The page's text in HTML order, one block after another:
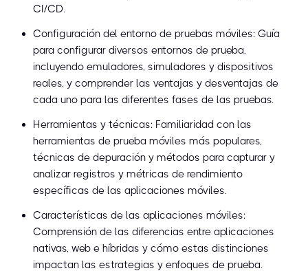
CI/CD.
Configuración del entorno de pruebas móviles: Guía
para configurar diversos entornos de prueba,
incluyendo emuladores, simuladores y dispositivos
reales, y comprender las ventajas y desventajas de
cada uno para las diferentes fases de las pruebas.
Herramientas y técnicas: Familiaridad con las
herramientas de prueba móviles más populares,
técnicas de depuración y métodos para capturar y
analizar registros y métricas de rendimiento
específicas de las aplicaciones móviles.
Características de las aplicaciones móviles:
Comprensión de las diferencias entre aplicaciones
nativas, web e híbridas y cómo estas distinciones
impactan las estrategias y enfoques de prueba.